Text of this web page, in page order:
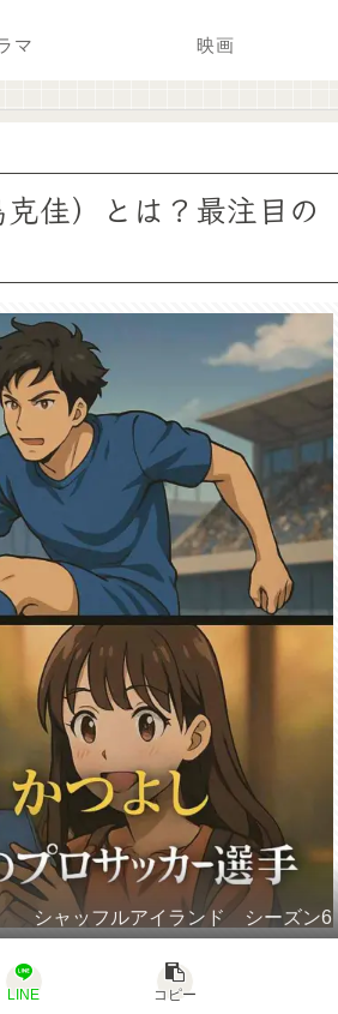
マ 映画
佳）とは？最注目の
シャッフルアイランド シーズン6
LINE コピー